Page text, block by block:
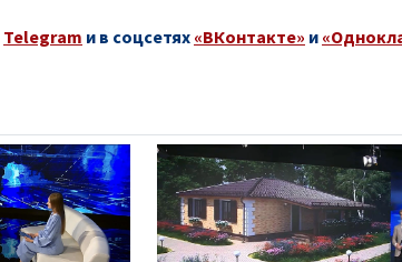
Telegram и в соцсетях «ВКонтакте» и